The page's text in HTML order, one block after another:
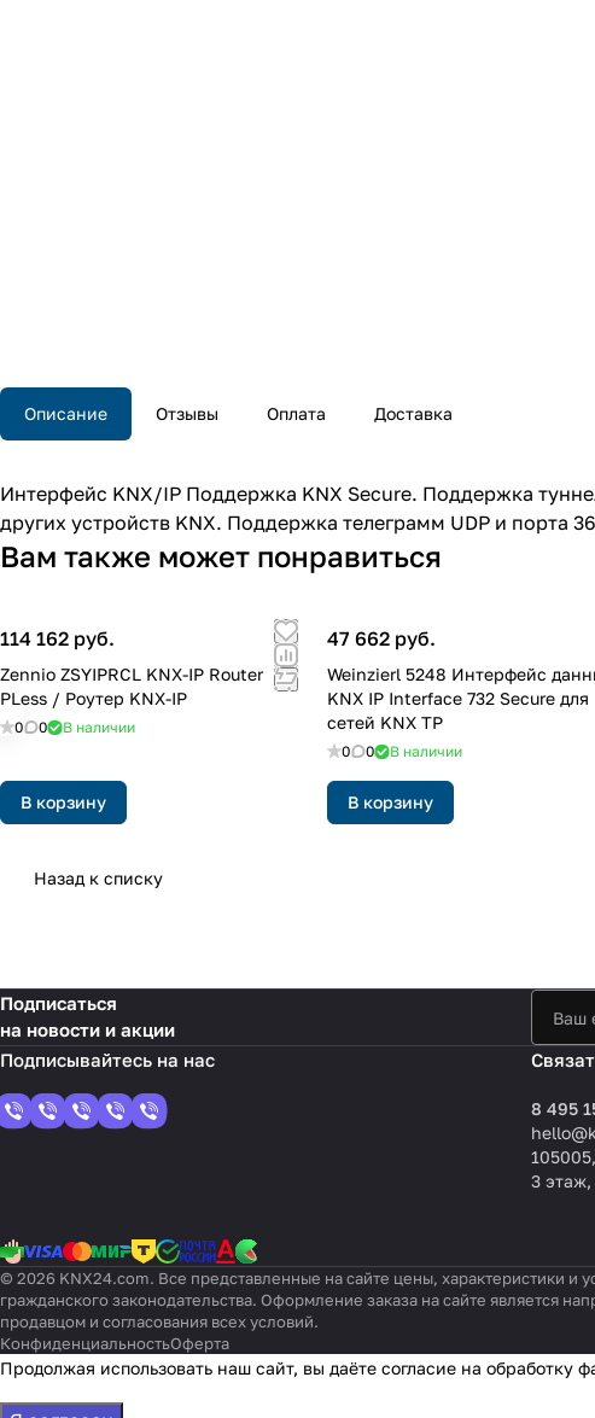
Описание Отзывы Оплата Доставка
Интерфейс KNX/IP Поддержка KNX Secure. Поддержка
других устройств KNX. Поддержка телеграмм UDP и порта
Вам также может понравиться
114 162 руб.
Zennio ZSYIPRCL KNX-IP Router
PLess / Роутер KNX-IP
0 0 В наличии
В корзину
47 662 руб.
Weinzierl 5248 Интерфейс
KNX IP Interface 732 Secure для
сетей KNX TP
0 0 В наличии
В корзину
Назад к списку
Подписаться
на новости и акции
8 495
3
© 2026 KNX24.com. Все представленные на сайте цены, характеристики и
гражданского законодательства. Оформление заказа на сайте является
продавцом и согласования всех условий.
КонфиденциальностьОферта
Продолжая использовать наш сайт, вы даёте согласие на обработку